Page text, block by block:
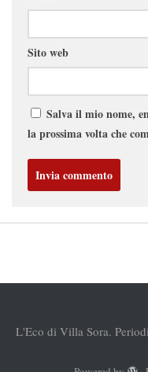
Sito web
Salva il mio nome,
la prossima volta che
L'Eco di Villa Sora.